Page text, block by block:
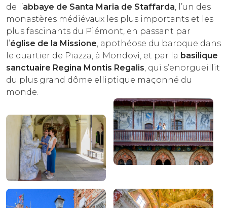
de l’abbaye de Santa Maria de Staffarda, l’un des
monastères médiévaux les plus importants et les
plus fascinants du Piémont, en passant par
l’église de la Missione, apothéose du baroque dans
le quartier de Piazza, à Mondovì, et par la basilique
sanctuaire Regina Montis Regalis, qui s’enorgueillit
du plus grand dôme elliptique maçonné du
monde.